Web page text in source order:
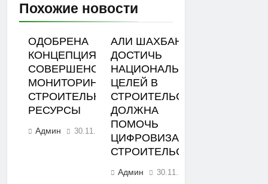
Похожие новости
ОДОБРЕНА
КОНЦЕПЦИЯ
СОВЕРШЕНСТВОВАНИЯ
МОНИТОРИНГА ЦЕН НА
СТРОИТЕЛЬНЫЕ
РЕСУРСЫ
Админ 30.11.2023
АЛИ ШАХБАНОВ:
ДОСТИЧЬ
НАЦИОНАЛЬНЫХ
ЦЕЛЕЙ В
СТРОИТЕЛЬСТВЕ
ДОЛЖНА
ПОМОЧЬ
ЦИФРОВИЗАЦИЯ
СТРОИТЕЛЬСТВА
Админ 30.11.2023